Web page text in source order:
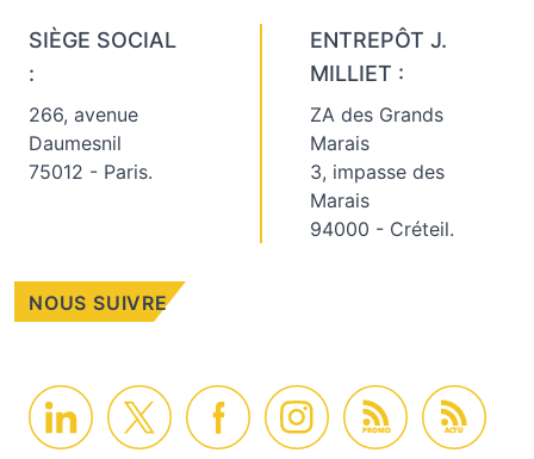
SIÈGE SOCIAL
:
266, avenue
Daumesnil
75012 - Paris.
ENTREPÔT J.
MILLIET :
ZA des Grands
Marais
3, impasse des
Marais
94000 - Créteil.
NOUS SUIVRE
PROMO ACTU